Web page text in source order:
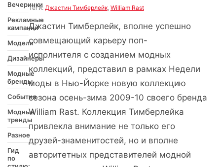
Вечеринки
Рекламные
кампании
Модели
Дизайнеры
Модные
бренды
События
Модные
тренды
Разное
Гид
по
Теги: Джастин Тимберлейк, William Rast
Джастин Тимберлейк, вполне успешно
совмещающий карьеру поп-
исполнителя с созданием модных
коллекций, представил в рамках Недели
моды в Нью-Йорке новую коллекцию
сезона осень-зима 2009-10 своего бренда
William Rast. Коллекция Тимберлейка
привлекла внимание не только его
друзей-знаменитостей, но и вполне
авторитетных представителей модной